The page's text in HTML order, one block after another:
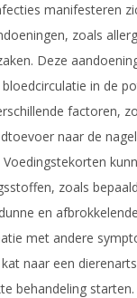
manifesteren
zoals
Deze
bloedcirculatie in de
factoren,
naar de
Voedingstekorten
zoals
en
met andere
naar een
behandeling